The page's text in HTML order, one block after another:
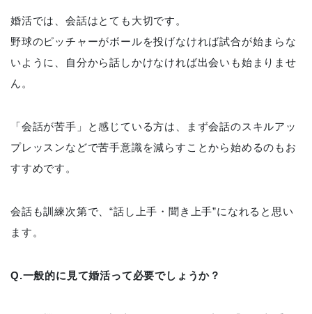
婚活では、会話はとても大切です。
野球のピッチャーがボールを投げなければ試合が始まらな
いように、自分から話しかけなければ出会いも始まりませ
ん。
「会話が苦手」と感じている方は、まず会話のスキルアッ
プレッスンなどで苦手意識を減らすことから始めるのもお
すすめです。
会話も訓練次第で、“話し上手・聞き上手”になれると思い
ます。
Q.一般的に見て婚活って必要でしょうか？